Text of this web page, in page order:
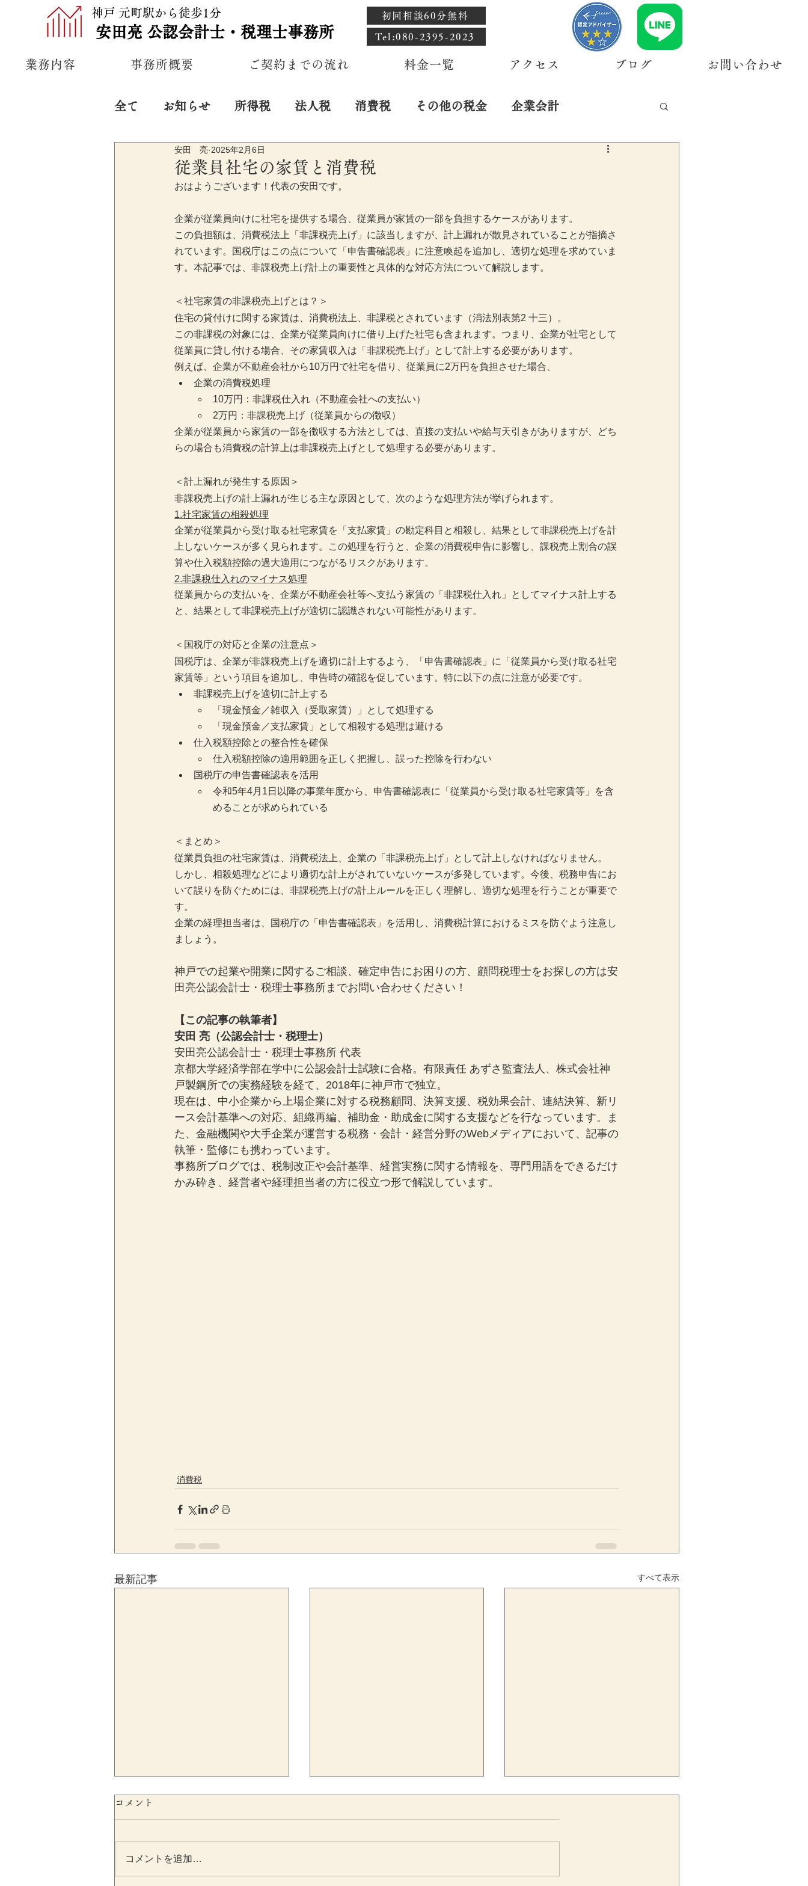
神戸 元町駅から徒歩1分
安田亮 公認会計士・税理士事務所
初回相談60分無料
​Tel:080-2395-2023
業務内容 事務所概要 ご契約までの流れ 料金一覧 アクセス ブログ お問い合わせ
全て お知らせ 所得税 法人税 消費税 その他の税金 企業会計
プライベート 経営
従業員社宅の家賃と消費税
安田 亮 2025年2月6日
おはようございます！代表の安田です。
企業が従業員向けに社宅を提供する場合、従業員が家賃の一部を負担するケースがあります。
この負担額は、消費税法上「非課税売上げ」に該当しますが、計上漏れが散見されていることが指摘さ
れています。国税庁はこの点について「申告書確認表」に注意喚起を追加し、適切な処理を求めていま
す。本記事では、非課税売上げ計上の重要性と具体的な対応方法について解説します。
＜社宅家賃の非課税売上げとは？＞
住宅の貸付けに関する家賃は、消費税法上、非課税とされています（消法別表第2 十三）。
この非課税の対象には、企業が従業員向けに借り上げた社宅も含まれます。つまり、企業が社宅として
従業員に貸し付ける場合、その家賃収入は「非課税売上げ」として計上する必要があります。
例えば、企業が不動産会社から10万円で社宅を借り、従業員に2万円を負担させた場合、
企業の消費税処理
10万円：非課税仕入れ（不動産会社への支払い）
2万円：非課税売上げ（従業員からの徴収）
企業が従業員から家賃の一部を徴収する方法としては、直接の支払いや給与天引きがありますが、どち
らの場合も消費税の計算上は非課税売上げとして処理する必要があります。
＜計上漏れが発生する原因＞
非課税売上げの計上漏れが生じる主な原因として、次のような処理方法が挙げられます。
1.社宅家賃の相殺処理
企業が従業員から受け取る社宅家賃を「支払家賃」の勘定科目と相殺し、結果として非課税売上げを計
上しないケースが多く見られます。この処理を行うと、企業の消費税申告に影響し、課税売上割合の誤
算や仕入税額控除の過大適用につながるリスクがあります。
2.非課税仕入れのマイナス処理
従業員からの支払いを、企業が不動産会社等へ支払う家賃の「非課税仕入れ」としてマイナス計上する
と、結果として非課税売上げが適切に認識されない可能性があります。
＜国税庁の対応と企業の注意点＞
国税庁は、企業が非課税売上げを適切に計上するよう、「申告書確認表」に「従業員から受け取る社宅
家賃等」という項目を追加し、申告時の確認を促しています。特に以下の点に注意が必要です。
非課税売上げを適切に計上する
「現金預金／雑収入（受取家賃）」として処理する
「現金預金／支払家賃」として相殺する処理は避ける
仕入税額控除との整合性を確保
仕入税額控除の適用範囲を正しく把握し、誤った控除を行わない
国税庁の申告書確認表を活用
令和5年4月1日以降の事業年度から、申告書確認表に「従業員から受け取る社宅家賃等」を含
めることが求められている
＜まとめ＞
従業員負担の社宅家賃は、消費税法上、企業の「非課税売上げ」として計上しなければなりません。
しかし、相殺処理などにより適切な計上がされていないケースが多発しています。今後、税務申告にお
いて誤りを防ぐためには、非課税売上げの計上ルールを正しく理解し、適切な処理を行うことが重要で
す。
企業の経理担当者は、国税庁の「申告書確認表」を活用し、消費税計算におけるミスを防ぐよう注意し
ましょう。
神戸での起業や開業に関するご相談、確定申告にお困りの方、顧問税理士をお探しの方は安
田亮公認会計士・税理士事務所までお問い合わせください！
【この記事の執筆者】
安田 亮（公認会計士・税理士）
安田亮公認会計士・税理士事務所 代表
京都大学経済学部在学中に公認会計士試験に合格。有限責任 あずさ監査法人、株式会社神
戸製鋼所での実務経験を経て、2018年に神戸市で独立。
現在は、中小企業から上場企業に対する税務顧問、決算支援、税効果会計、連結決算、新リ
ース会計基準への対応、組織再編、補助金・助成金に関する支援などを行なっています。ま
た、金融機関や大手企業が運営する税務・会計・経営分野のWebメディアにおいて、記事の
執筆・監修にも携わっています。
事務所ブログでは、税制改正や会計基準、経営実務に関する情報を、専門用語をできるだけ
かみ砕き、経営者や経理担当者の方に役立つ形で解説しています。
消費税
最新記事 すべて表示
コメント
コメントを追加…